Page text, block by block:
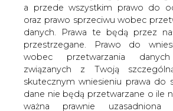
a przede wszystkim prawo do
oraz prawo sprzeciwu wobec
danych. Prawa te będą przez
przestrzegane. Prawo do
wobec przetwarzania
związanych z Twoją
skutecznym wniesieniu prawa do
dane nie będą przetwarzane o ile
ważna prawnie
Kopalnia Bełchatów
kolejny etap formowania
przyszłych, najgłębszych
jezior